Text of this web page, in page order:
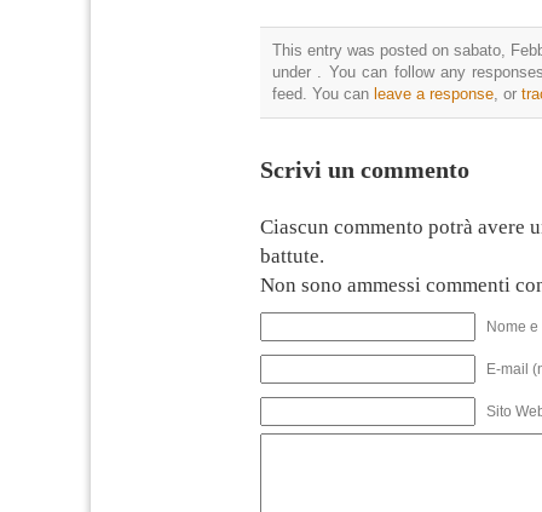
This entry was posted on sabato,
under . You can follow any
feed. You can leave a response , or
Scrivi un commento
Ciascun commento potrà avere
battute.
Non sono ammessi commenti
Nome
E-mail
Sito